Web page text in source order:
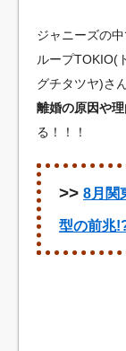
ジャニーズの
ループTOKIO(
グチタツヤ)さ
離婚の原因や
る！！！
>> 8月関
型の前兆!?